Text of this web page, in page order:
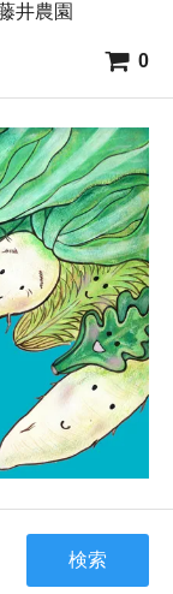
井農園
0
検索